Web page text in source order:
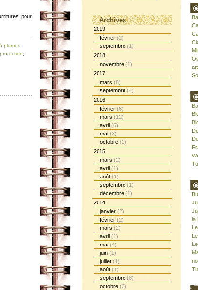
pour
plumes
protection
Archives
2019
février (2)
septembre (1)
2018
novembre (1)
2017
mars (8)
septembre (4)
2016
février (6)
mars (12)
avril (6)
mai (3)
octobre (2)
2015
mars (2)
avril (1)
août (1)
septembre (1)
décembre (1)
2014
janvier (2)
février (2)
mars (2)
avril (1)
mai (4)
juin (1)
juillet (1)
août (1)
septembre (8)
octobre (3)
la